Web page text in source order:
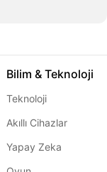
Bilim & Teknoloji
Teknoloji
Akıllı Cihazlar
Yapay Zeka